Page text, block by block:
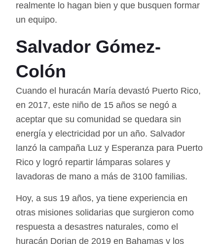
realmente lo hagan bien y que busquen formar
un equipo.
Salvador Gómez-
Colón
Cuando el huracán María devastó Puerto Rico,
en 2017, este niño de 15 años se negó a
aceptar que su comunidad se quedara sin
energía y electricidad por un año. Salvador
lanzó la campaña Luz y Esperanza para Puerto
Rico y logró repartir lámparas solares y
lavadoras de mano a más de 3100 familias.
Hoy, a sus 19 años, ya tiene experiencia en
otras misiones solidarias que surgieron como
respuesta a desastres naturales, como el
huracán Dorian de 2019 en Bahamas y los